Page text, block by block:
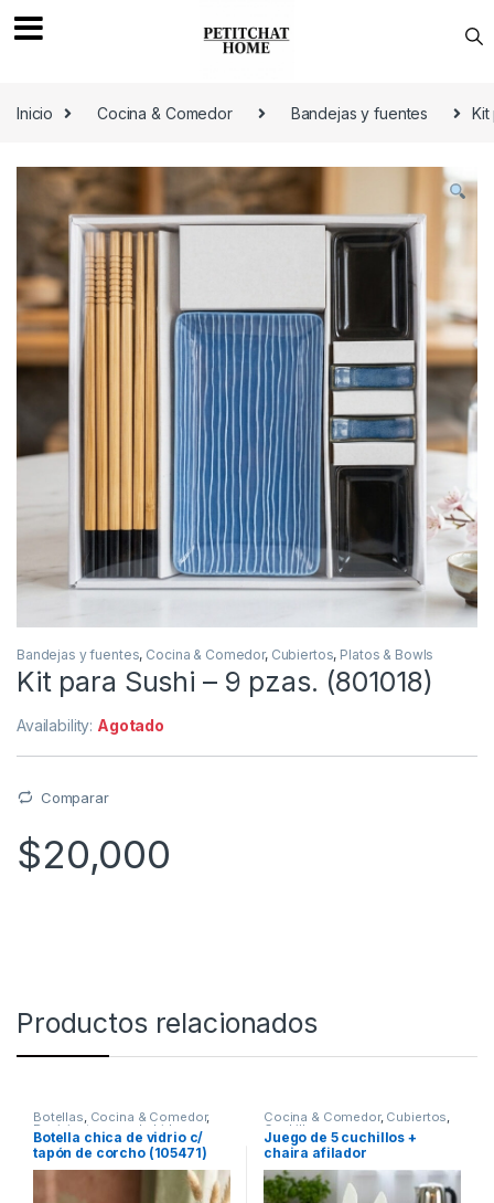
Inicio
Cocina & Comedor Bandejas y fuentes Kit
Bandejas y fuentes, Cocina & Comedor, Cubiertos, Platos & Bowls
Kit para Sushi – 9 pzas. (801018)
Availability: Agotado
Comparar
$20,000
Productos relacionados
Botellas, Cocina & Comedor,
Recipientes para bebidas y
líquidos
Botella chica de vidrio c/
tapón de corcho (105471)
Cocina & Comedor, Cubiertos,
Cuchillos
Juego de 5 cuchillos +
chaira afilador